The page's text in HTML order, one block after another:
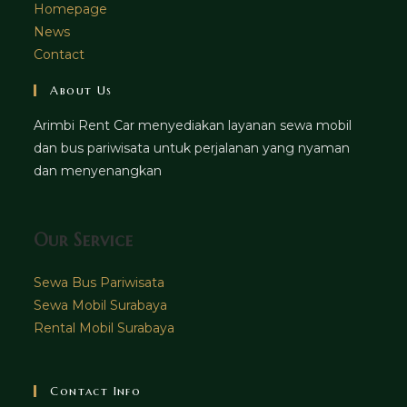
Homepage
News
Contact
About Us
Arimbi Rent Car menyediakan layanan sewa mobil
dan bus pariwisata untuk perjalanan yang nyaman
dan menyenangkan
Our Service
Sewa Bus Pariwisata
Sewa Mobil Surabaya
Rental Mobil Surabaya
Contact Info